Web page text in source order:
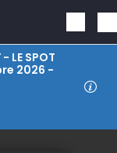
LE SPOT
2026 -